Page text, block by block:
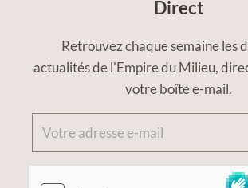
Direct
Retrouvez chaque semaine les
actualités de l'Empire du Milieu,
votre boîte e-mail.